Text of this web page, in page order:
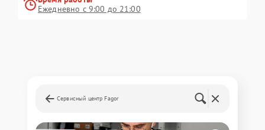
Ежедневно с 9:00 до 21:00
Сервисный центр Fagor